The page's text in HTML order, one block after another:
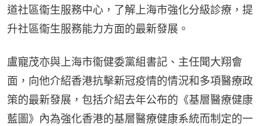
道社區衞生服務中心，了解上海市強化分級診療，提
升社區衞生服務能力方面的最新發展。
盧寵茂亦與上海市衞健委黨組書記、主任聞大翔會
面，向他介紹香港抗擊新冠疫情的情況和多項醫療政
策的最新發展，包括介紹去年公布的《基層醫療健康
藍圖》內為強化香港的基層醫療健康系統而制定的一